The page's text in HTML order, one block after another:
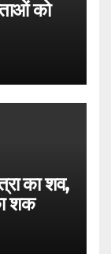
को
का शव,
शक